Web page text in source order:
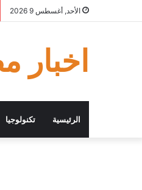
الأحد, أغسطس 9 2026
اخبار
الرئيسية تكنولوجيا